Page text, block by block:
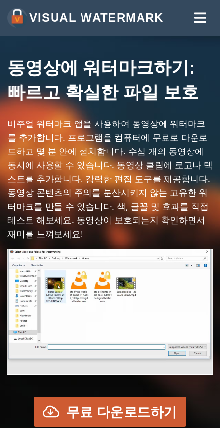
VISUAL WATERMARK
사진에 워터마크하기
PDF에 워터마크하기
추가 도구:
온라인에서 이미지 자르기
사진 압축하기
사진에 텍스트 추가하기
온라인에서 이미지 크기 조정하기
이미지를 JPG로 변환하기
이미지 일부 흐림하기
구매하기
지원하기:
지원팀에 문의하기
활성화 키 복원하기
무료 다운로드하기
동영상에 워터마크하기:
빠르고 확실한 파일 보호
비주얼 워터마크 앱을 사용하여 동영상에 워터마크
를 추가합니다. 프로그램을 컴퓨터에 무료로 다운로
드하고 몇 분 안에 설치합니다. 수십 개의 동영상에
동시에 사용할 수 있습니다. 동영상 클립에 로고나 텍
스트를 추가합니다. 강력한 편집 도구를 제공합니다.
동영상 콘텐츠의 주의를 분산시키지 않는 고유한 워
터마크를 만들 수 있습니다. 색, 글꼴 및 효과를 직접
테스트 해보세요. 동영상이 보호되는지 확인하면서
재미를 느껴보세요!
무료 다운로드하기